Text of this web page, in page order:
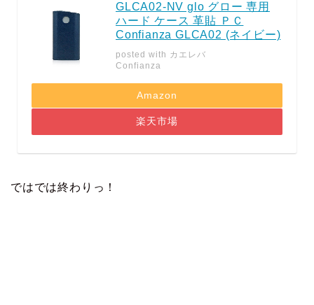
GLCA02-NV glo グロー 専用
ハード ケース 革貼 ＰＣ
Confianza GLCA02 (ネイビー)
posted with カエレバ
Confianza
Amazon
楽天市場
ではでは終わりっ！